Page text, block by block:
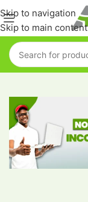
Skip to navigation
Skip to main content